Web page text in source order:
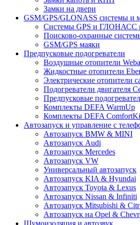
Замки на двери
GSM/GPS/GLONASS системы и
Системы GPS и ГЛОНАСС
Поисково-охранные
GSM/GPS маяки
Предпусковые подогреватели
Воздушные отопители
Жидкостные отопители
Электрические отопители
Подогреватели двигателя
Предпусковые
Комплекты DEFA WarmUp
Комплекты DEFA
Автозапуск и управление с
Автозапуск BMW & MINI
Автозапуск Audi
Автозапуск Mercedes
Автозапуск VW
Универсальный автозапуск
Автозапуск KIA & Hyundai
Автозапуск Toyota & Lexus
Автозапуск Nissan & Infiniti
Автозапуск Mitsubishi &
Автозапуск на Opel &
Шумоизоляция и автозвук